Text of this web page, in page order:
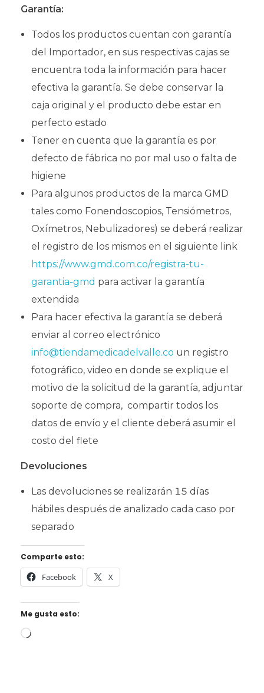
Garantía:
Todos los productos cuentan con garantía
del Importador, en sus respectivas cajas se
encuentra toda la información para hacer
efectiva la garantía. Se debe conservar la
caja original y el producto debe estar en
perfecto estado
Tener en cuenta que la garantía es por
defecto de fábrica no por mal uso o falta de
higiene
Para algunos productos de la marca GMD
tales como Fonendoscopios, Tensiómetros,
Oxímetros, Nebulizadores) se deberá realizar
el registro de los mismos en el siguiente link
https://www.gmd.com.co/registra-tu-
garantia-gmd para activar la garantía
extendida
Para hacer efectiva la garantía se deberá
enviar al correo electrónico
info@tiendamedicadelvalle.co un registro
fotográfico, video en donde se explique el
motivo de la solicitud de la garantía, adjuntar
soporte de compra, compartir todos los
datos de envío y el cliente deberá asumir el
costo del flete
Devoluciones
Las devoluciones se realizarán 15 días
hábiles después de analizado cada caso por
separado
Comparte esto:
Facebook X
Me gusta esto: